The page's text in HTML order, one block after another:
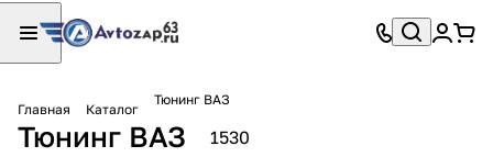
Главная Каталог
Тюнинг ВАЗ
Тюнинг ВАЗ 1530